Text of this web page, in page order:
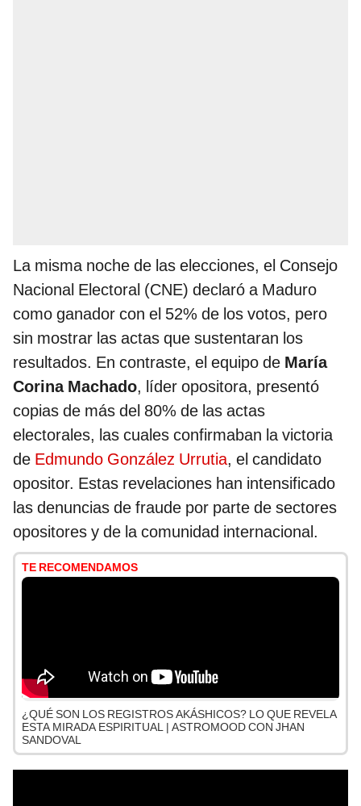
La misma noche de las elecciones, el Consejo
Nacional Electoral (CNE) declaró a Maduro
como ganador con el 52% de los votos, pero
sin mostrar las actas que sustentaran los
resultados. En contraste, el equipo de María
Corina Machado, líder opositora, presentó
copias de más del 80% de las actas
electorales, las cuales confirmaban la victoria
de Edmundo González Urrutia, el candidato
opositor. Estas revelaciones han intensificado
las denuncias de fraude por parte de sectores
opositores y de la comunidad internacional.
TE RECOMENDAMOS
¿QUÉ SON LOS REGISTROS AKÁSHICOS? LO QUE REVELA
ESTA MIRADA ESPIRITUAL | ASTROMOOD CON JHAN
SANDOVAL